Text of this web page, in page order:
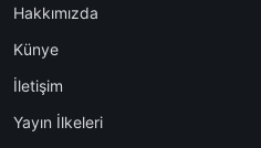
Hakkımızda
Künye
İletişim
Yayın İlkeleri